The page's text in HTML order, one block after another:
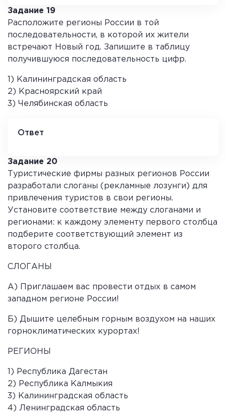
Задание 19
Расположите регионы России в той
последовательности, в которой их жители
встречают Новый год. Запишите в таблицу
получившуюся последовательность цифр.
1) Калининградская область
2) Красноярский край
3) Челябинская область
Ответ
Задание 20
Туристические фирмы разных регионов России
разработали слоганы (рекламные лозунги) для
привлечения туристов в свои регионы.
Установите соответствие между слоганами и
регионами: к каждому элементу первого столбца
подберите соответствующий элемент из
второго столбца.
СЛОГАНЫ
А) Приглашаем вас провести отдых в самом
западном регионе России!
Б) Дышите целебным горным воздухом на наших
горноклиматических курортах!
РЕГИОНЫ
1) Республика Дагестан
2) Республика Калмыкия
3) Калининградская область
4) Ленинградская область